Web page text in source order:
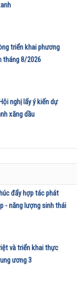
triển khai phương
tháng 8/2026
nghị lấy ý kiến dự
xăng dầu
đẩy hợp tác phát
- năng lượng sinh thái
và triển khai thực
ương 3